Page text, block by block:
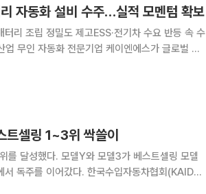
자동화 설비 수주…실적 모멘텀 확보
리 조립 정밀도 제고ESS·전기차 수요 반등 속 수
제조(C
셀링 1~3위 싹쓸이
를 달성했다. 모델Y와 모델3가 베스트셀링 모델
국수입자동차협회(KAIDA)